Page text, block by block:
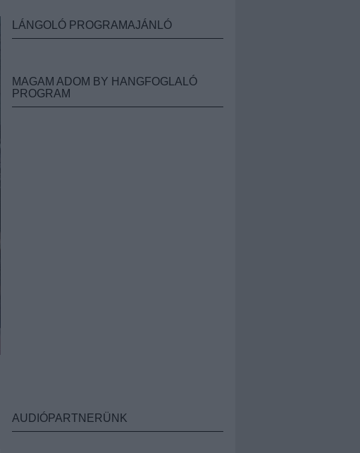
LÁNGOLÓ PROGRAMAJÁNLÓ
MAGAM ADOM BY HANGFOGLALÓ
PROGRAM
AUDIÓPARTNERÜNK